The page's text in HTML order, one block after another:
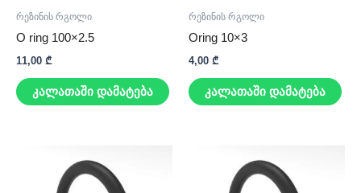
რეზინის რგოლი
O ring 100×2.5
11,00 ₾
კალათაში დამატება
რეზინის რგოლი
Oring 10×3
4,00 ₾
კალათაში დამატება